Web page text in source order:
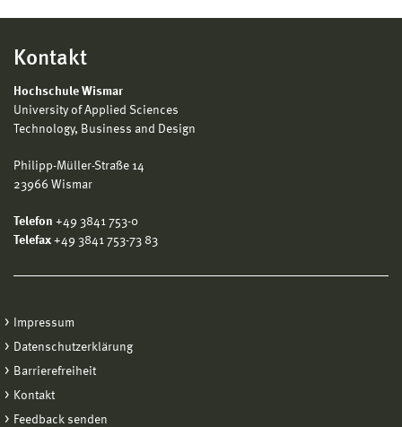
Kontakt
Hochschule Wismar
University of Applied Sciences
Technology, Business and Design
Philipp-Müller-Straße 14
23966 Wismar
Telefon +49 3841 753-0
Telefax +49 3841 753-73 83
Impressum
Datenschutzerklärung
Barrierefreiheit
Kontakt
Feedback senden